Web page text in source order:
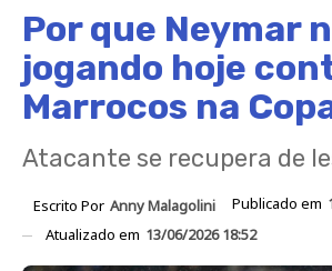
Por que Neymar
jogando hoje
Marrocos na
Atacante se recupera de
Escrito Por Anny Malagolini Publicado em
Atualizado em 13/06/2026 18:52